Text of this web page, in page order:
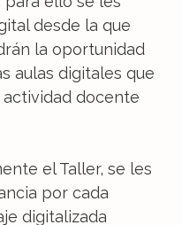
desde la que
la oportunidad
aulas digitales que
docente
el Taller, se les
por cada
digitalizada